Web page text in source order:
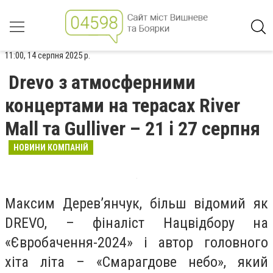
11:00, 14 серпня 2025 р.
Drevo з атмосферними
концертами на терасах River
Mall та Gulliver – 21 і 27 серпня
НОВИНИ КОМПАНІЙ
Максим Дерев’янчук, більш відомий як
DREVO, – фіналіст Нацвідбору на
«Євробачення-2024» і автор головного
хіта літа – «Смарагдове небо», який